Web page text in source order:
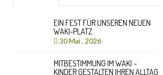
EIN FEST FÜR UNSEREN NEUEN
WAKI-PLATZ
30 Mai , 2026
MITBESTIMMUNG IM WAKI –
KINDER GESTALTEN IHREN ALLTAG